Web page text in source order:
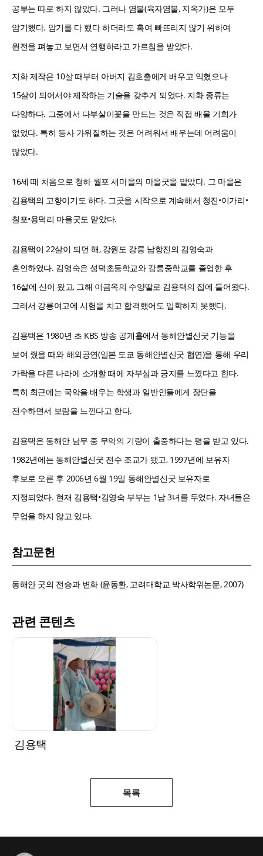
공부는 따로 하지 않았다. 그러나 염불(육자염불, 지옥가)은 모두
암기했다. 암기를 다 했다 하더라도 혹여 빠뜨리지 않기 위하여
원전을 펴놓고 보면서 연행하라고 가르침을 받았다.
지화 제작은 10살 때부터 아버지 김호출에게 배우고 익혔으나
15살이 되어서야 제작하는 기술을 갖추게 되었다. 지화 종류는
다양하다. 그중에서 다부살이꽃을 만드는 것은 직접 배울 기회가
없었다. 특히 등사 가위질하는 것은 어려워서 배우는데 어려움이
많았다.
16세 때 처음으로 청하 월포 새마을의 마을굿을 맡았다. 그 마을은
김용택의 고향이기도 하다. 그곳을 시작으로 계속해서 청진•이가리•
칠포•용덕리 마을굿도 맡았다.
김용택이 22살이 되던 해, 강원도 강릉 남항진의 김영숙과
혼인하였다. 김영숙은 성덕초등학교와 강릉중학교를 졸업한 후
16살에 신이 왔고, 그해 이금옥의 수양딸로 김용택의 집에 들어왔다.
그래서 강릉여고에 시험을 치고 합격했어도 입학하지 못했다.
김용택은 1980년 초 KBS 방송 공개홀에서 동해안별신굿 기능을
보여 줬을 때와 해외공연(일본 도쿄 동해안별신굿 협연)을 통해 우리
가락을 다른 나라에 소개할 때에 자부심과 긍지를 느꼈다고 한다.
특히 최근에는 국악을 배우는 학생과 일반인들에게 장단을
전수하면서 보람을 느낀다고 한다.
김용택은 동해안 남무 중 무악의 기량이 출중하다는 평을 받고 있다.
1982년에는 동해안별신굿 전수 조교가 됐고, 1997년에 보유자
후보로 오른 후 2006년 6월 19일 동해안별신굿 보유자로
지정되었다. 현재 김용택•김영숙 부부는 1남 3녀를 두었다. 자녀들은
무업을 하지 않고 있다.
참고문헌
동해안 굿의 전승과 변화 (윤동환, 고려대학교 박사학위논문, 2007)
관련 콘텐츠
김용택
목록